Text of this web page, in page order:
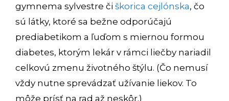
gymnema sylvestre či škorica cejlónska, čo
sú látky, ktoré sa bežne odporúčajú
prediabetikom a ľuďom s miernou formou
diabetes, ktorým lekár v rámci liečby nariadil
celkovú zmenu životného štýlu. (Čo nemusí
vždy nutne sprevádzať užívanie liekov. To
môže prísť na rad až neskôr.)